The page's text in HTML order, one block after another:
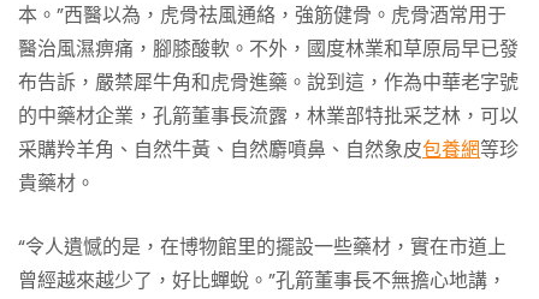
本。”西醫以為，虎骨祛風通絡，強筋健骨。虎骨酒常用于
醫治風濕痹痛，腳膝酸軟。不外，國度林業和草原局早已發
布告訴，嚴禁犀牛角和虎骨進藥。說到這，作為中華老字號
的中藥材企業，孔箭董事長流露，林業部特批采芝林，可以
采購羚羊角、自然牛黃、自然麝噴鼻、自然象皮包養網等珍
貴藥材。
“令人遺憾的是，在博物館里的擺設一些藥材，實在市道上
曾經越來越少了，好比蟬蛻。”孔箭董事長不無擔心地講，